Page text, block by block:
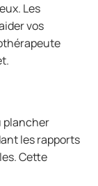
Les
vos
plancher
les rapports
Cette